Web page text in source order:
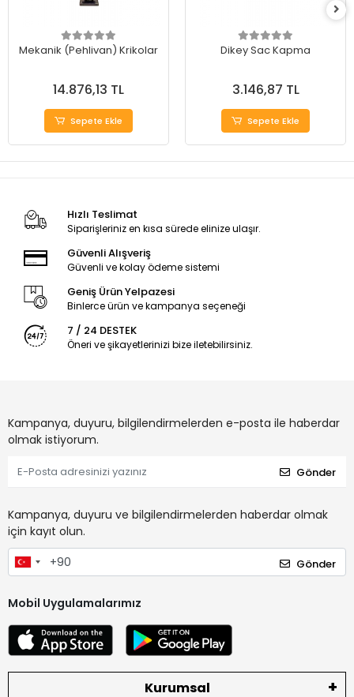
Mekanik (Pehlivan) Krikolar
14.876,13 TL
Sepete Ekle
Dikey Sac Kapma
3.146,87 TL
Sepete Ekle
Hızlı Teslimat
Siparişleriniz en kısa sürede elinize ulaşır.
Güvenli Alışveriş
Güvenli ve kolay ödeme sistemi
Geniş Ürün Yelpazesi
Binlerce ürün ve kampanya seçeneği
7 / 24 DESTEK
Öneri ve şikayetlerinizi bize iletebilirsiniz.
Kampanya, duyuru, bilgilendirmelerden e-posta ile haberdar
olmak istiyorum.
Gönder
Kampanya, duyuru ve bilgilendirmelerden haberdar olmak
için kayıt olun.
Gönder
Mobil Uygulamalarımız
Kurumsal